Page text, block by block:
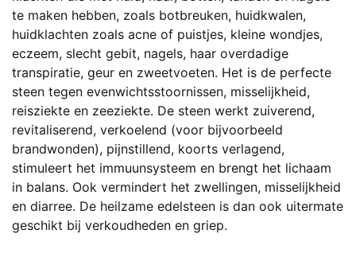
te maken hebben, zoals botbreuken, huidkwalen,
huidklachten zoals acne of puistjes, kleine wondjes,
eczeem, slecht gebit, nagels, haar overdadige
transpiratie, geur en zweetvoeten. Het is de perfecte
steen tegen evenwichtsstoornissen, misselijkheid,
reisziekte en zeeziekte. De steen werkt zuiverend,
revitaliserend, verkoelend (voor bijvoorbeeld
brandwonden), pijnstillend, koorts verlagend,
stimuleert het immuunsysteem en brengt het lichaam
in balans. Ook vermindert het zwellingen, misselijkheid
en diarree. De heilzame edelsteen is dan ook uitermate
geschikt bij verkoudheden en griep.